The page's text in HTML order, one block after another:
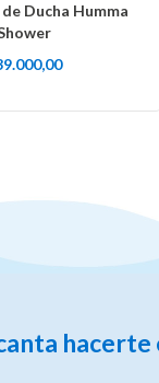
Ducha Humma
hacerte